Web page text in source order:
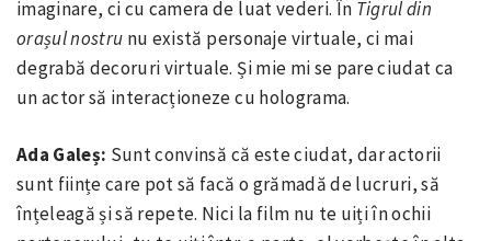
imaginare, ci cu camera de luat vederi. În Tigruldin
orașul nostru nu există personaje virtuale, ci mai
degrabă decoruri virtuale. Și mie mi se pare ciudat ca
un actor să interacționeze cu holograma.
Ada Galeș: Sunt convinsă că este ciudat, dar actorii
sunt ființe care pot să facă o grămadă de lucruri, să
înțeleagă și să repete. Nici la film nu te uiți în ochii